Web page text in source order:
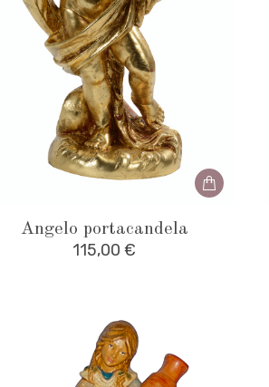
Angelo portacandela
115,00€